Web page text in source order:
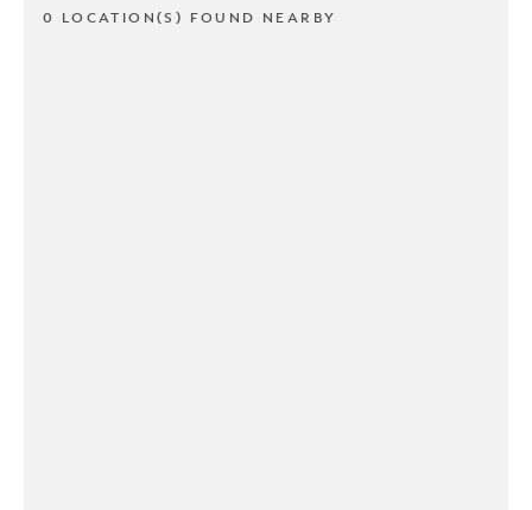
0 LOCATION(S) FOUND NEARBY